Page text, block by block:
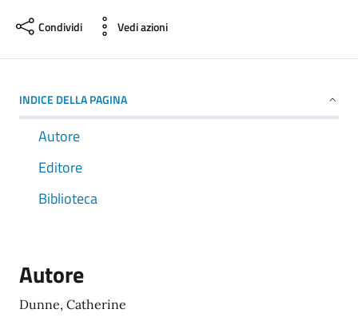
Condividi Vedi azioni
INDICE DELLA PAGINA
Autore
Editore
Biblioteca
Autore
Dunne, Catherine